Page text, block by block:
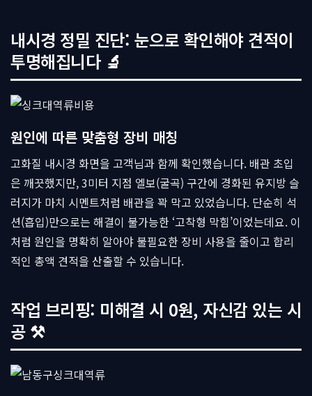
내시경 정밀 진단: 눈으로 확인해야 견적이
투명해집니다 🔬
원인에 따른 맞춤형 장비 매칭
고화질 내시경 화면을 고객님과 함께 확인했습니다. 배관 초입
은 깨끗했지만, 3미터 지점 엘보(굴곡) 구간에 경화된 유지방 슬
러지가 마치 시멘트처럼 배관을 꽉 막고 있었습니다. 단순히 석
션(흡입)만으로는 해결이 불가능한 ‘고착형 막힘’이었는데요. 이
처럼 원인을 명확히 알아야 불필요한 장비 사용을 줄이고 합리
적인 총액 견적을 산출할 수 있습니다.
작업 브리핑: 미해결 시 0원, 자신감 있는 시
공 ⚒